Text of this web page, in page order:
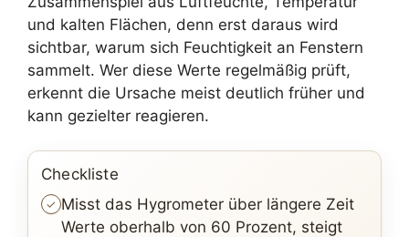
und kalten Flächen, denn erst daraus wird
sichtbar, warum sich Feuchtigkeit an Fenstern
sammelt. Wer diese Werte regelmäßig prüft,
erkennt die Ursache meist deutlich früher und
kann gezielter reagieren.
Checkliste
Misst das Hygrometer über längere Zeit
Werte oberhalb von 60 Prozent, steigt